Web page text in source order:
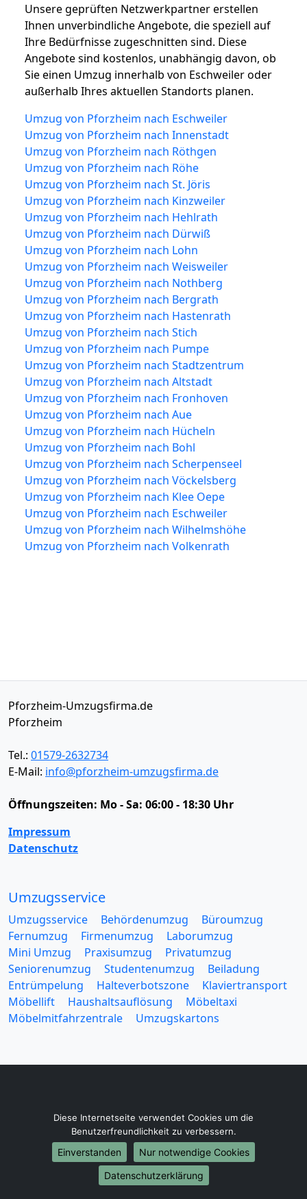
Unsere geprüften Netzwerkpartner erstellen
Ihnen unverbindliche Angebote, die speziell auf
Ihre Bedürfnisse zugeschnitten sind. Diese
Angebote sind kostenlos, unabhängig davon, ob
Sie einen Umzug innerhalb von Eschweiler oder
außerhalb Ihres aktuellen Standorts planen.
Umzug von Pforzheim nach Eschweiler
Umzug von Pforzheim nach Innenstadt
Umzug von Pforzheim nach Röthgen
Umzug von Pforzheim nach Röhe
Umzug von Pforzheim nach St. Jöris
Umzug von Pforzheim nach Kinzweiler
Umzug von Pforzheim nach Hehlrath
Umzug von Pforzheim nach Dürwiß
Umzug von Pforzheim nach Lohn
Umzug von Pforzheim nach Weisweiler
Umzug von Pforzheim nach Nothberg
Umzug von Pforzheim nach Bergrath
Umzug von Pforzheim nach Hastenrath
Umzug von Pforzheim nach Stich
Umzug von Pforzheim nach Pumpe
Umzug von Pforzheim nach Stadtzentrum
Umzug von Pforzheim nach Altstadt
Umzug von Pforzheim nach Fronhoven
Umzug von Pforzheim nach Aue
Umzug von Pforzheim nach Hücheln
Umzug von Pforzheim nach Bohl
Umzug von Pforzheim nach Scherpenseel
Umzug von Pforzheim nach Vöckelsberg
Umzug von Pforzheim nach Klee Oepe
Umzug von Pforzheim nach Eschweiler
Umzug von Pforzheim nach Wilhelmshöhe
Umzug von Pforzheim nach Volkenrath
Pforzheim-Umzugsfirma.de
Pforzheim
Tel.: 01579-2632734
E-Mail: info@pforzheim-umzugsfirma.de
Öffnungszeiten: Mo - Sa: 06:00 - 18:30 Uhr
Impressum
Datenschutz
Umzugsservice
Umzugsservice Behördenumzug
Büroumzug
Fernumzug
Firmenumzug
Laborumzug
Mini Umzug
Praxisumzug
Privatumzug
Seniorenumzug
Studentenumzug
Beiladung
Entrümpelung
Halteverbotszone
Klaviertransport
Möbellift
Haushaltsauflösung
Möbeltaxi
Möbelmitfahrzentrale
Umzugskartons
Umzug von Pforzheim nach Belarus
Umzug von Pforzheim nach Belgien
Umzug von Pforzheim nach Bulgarien
Umzug von Pforzheim nach Dänemark
Diese Internetseite verwendet Cookies um die
Benutzerfreundlichkeit zu verbessern.
Einverstanden
Nur notwendige Cookies
Datenschutzerklärung